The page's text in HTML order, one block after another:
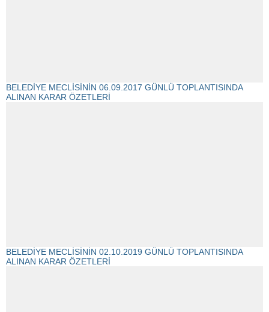
BELEDİYE MECLİSİNİN 06.09.2017 GÜNLÜ TOPLANTISINDA
ALINAN KARAR ÖZETLERİ
BELEDİYE MECLİSİNİN 02.10.2019 GÜNLÜ TOPLANTISINDA
ALINAN KARAR ÖZETLERİ